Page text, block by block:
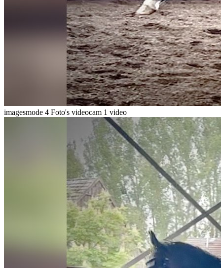
imagesmode 4 Foto's videocam 1 video